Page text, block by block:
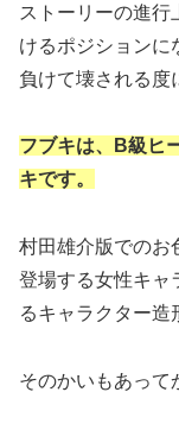
ストーリーの進行
けるポジションに
負けて壊される度
フブキは、B級ヒ
キです。
村田雄介版でのお
登場する女性キャ
るキャラクター造
そのかいもあって